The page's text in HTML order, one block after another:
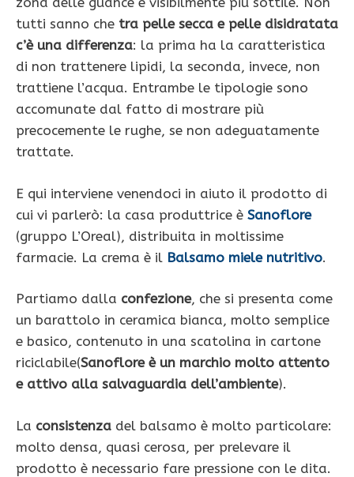
tutti sanno che tra pelle secca e pelle disidratata
c’è una differenza: la prima ha la caratteristica
di non trattenere lipidi, la seconda, invece, non
trattiene l’acqua. Entrambe le tipologie sono
accomunate dal fatto di mostrare più
precocemente le rughe, se non adeguatamente
trattate.
E qui interviene venendoci in aiuto il prodotto di
cui vi parlerò: la casa produttrice è Sanoflore
(gruppo L’Oreal), distribuita in moltissime
farmacie. La crema è il Balsamo miele nutritivo.
Partiamo dalla confezione, che si presenta come
un barattolo in ceramica bianca, molto semplice
e basico, contenuto in una scatolina in cartone
riciclabile(Sanoflore è un marchio molto attento
e attivo alla salvaguardia dell’ambiente).
La consistenza del balsamo è molto particolare:
molto densa, quasi cerosa, per prelevare il
prodotto è necessario fare pressione con le dita.